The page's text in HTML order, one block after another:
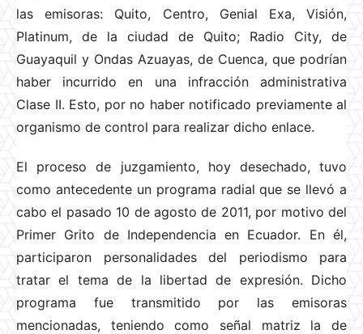
las emisoras: Quito, Centro, Genial Exa, Visión,
Platinum, de la ciudad de Quito; Radio City, de
Guayaquil y Ondas Azuayas, de Cuenca, que podrían
haber incurrido en una infracción administrativa
Clase II. Esto, por no haber notificado previamente al
organismo de control para realizar dicho enlace.
El proceso de juzgamiento, hoy desechado, tuvo
como antecedente un programa radial que se llevó a
cabo el pasado 10 de agosto de 2011, por motivo del
Primer Grito de Independencia en Ecuador. En él,
participaron personalidades del periodismo para
tratar el tema de la libertad de expresión. Dicho
programa fue transmitido por las emisoras
mencionadas, teniendo como señal matriz la de